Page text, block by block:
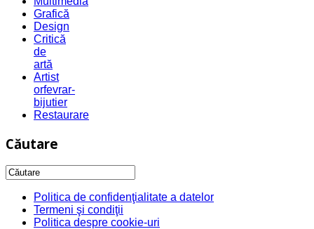
Grafică
Design
Critică
de
artă
Artist
orfevrar-
bijutier
Restaurare
Căutare
Politica de confidenţialitate a datelor
Termeni şi condiţii
Politica despre cookie-uri